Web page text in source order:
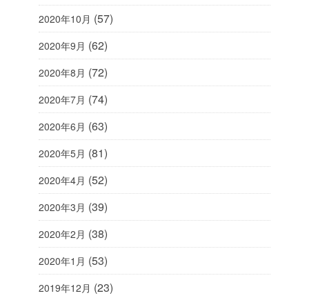
2020年10月 (57)
2020年9月 (62)
2020年8月 (72)
2020年7月 (74)
2020年6月 (63)
2020年5月 (81)
2020年4月 (52)
2020年3月 (39)
2020年2月 (38)
2020年1月 (53)
2019年12月 (23)